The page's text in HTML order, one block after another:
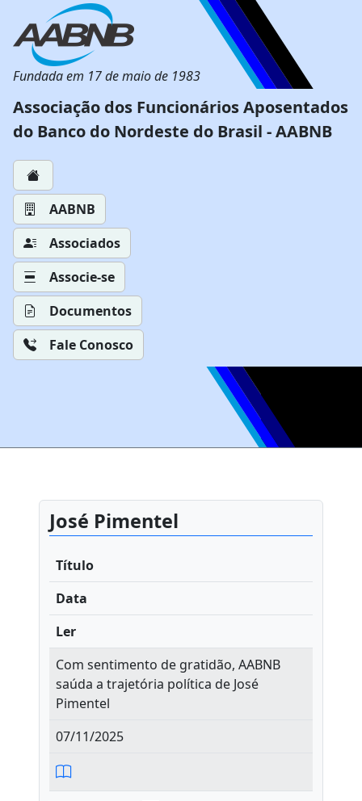
Fundada em 17 de maio de 1983
Associação dos Funcionários Aposentados
do Banco do Nordeste do Brasil - AABNB
AABNB
Associados
Associe-se
Documentos
Fale Conosco
José Pimentel
Título
Data
Ler
Com sentimento de gratidão, AABNB
saúda a trajetória política de José
Pimentel
07/11/2025